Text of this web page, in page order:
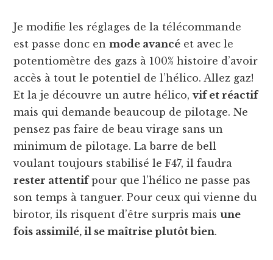
Je modifie les réglages de la télécommande
est passe donc enmode avancé et avec le
potentiomètre des gazs à 100% histoire d’avoir
accès à tout le potentiel de l’hélico. Allez gaz!
Et la je découvre un autre hélico,vif et réactif
mais qui demande beaucoup de pilotage. Ne
pensez pas faire de beau virage sans un
minimum de pilotage. La barre de bell
voulant toujours stabilisé le F47, il faudra
rester attentifpour que l’hélico ne passe pas
son temps à tanguer. Pour ceux qui vienne du
birotor, ils risquent d’être surpris maisune
fois assimilé, il se maîtrise plutôt bien.